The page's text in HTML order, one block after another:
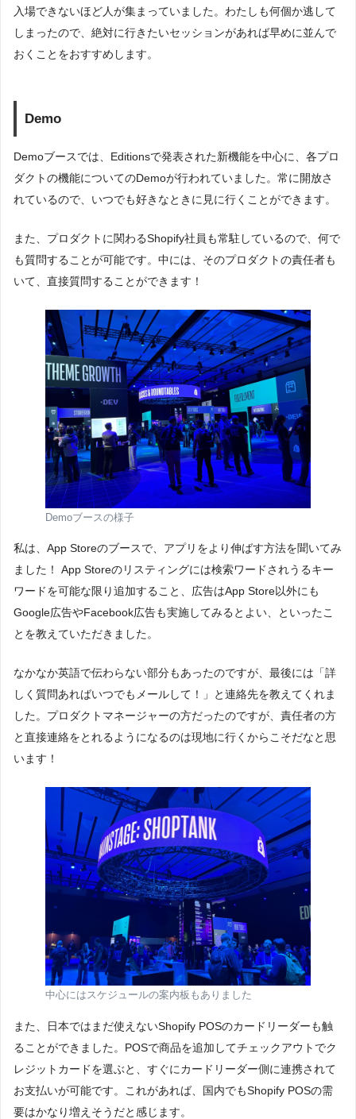
入場できないほど人が集まっていました。わたしも何個か逃して
しまったので、絶対に行きたいセッションがあれば早めに並んで
おくことをおすすめします。
Demo
Demoブースでは、Editionsで発表された新機能を中心に、各プロ
ダクトの機能についてのDemoが行われていました。常に開放さ
れているので、いつでも好きなときに見に行くことができます。
また、プロダクトに関わるShopify社員も常駐しているので、何で
も質問することが可能です。中には、そのプロダクトの責任者も
いて、直接質問することができます！
Demoブースの様子
私は、App Storeのブースで、アプリをより伸ばす方法を聞いてみ
ました！ App Storeのリスティングには検索ワードされうるキー
ワードを可能な限り追加すること、広告はApp Store以外にも
Google広告やFacebook広告も実施してみるとよい、といったこ
とを教えていただきました。
なかなか英語で伝わらない部分もあったのですが、最後には「詳
しく質問あればいつでもメールして！」と連絡先を教えてくれま
した。プロダクトマネージャーの方だったのですが、責任者の方
と直接連絡をとれるようになるのは現地に行くからこそだなと思
います！
中心にはスケジュールの案内板もありました
また、日本ではまだ使えないShopify POSのカードリーダーも触
ることができました。POSで商品を追加してチェックアウトでク
レジットカードを選ぶと、すぐにカードリーダー側に連携されて
お支払いが可能です。これがあれば、国内でもShopify POSの需
要はかなり増えそうだと感じます。